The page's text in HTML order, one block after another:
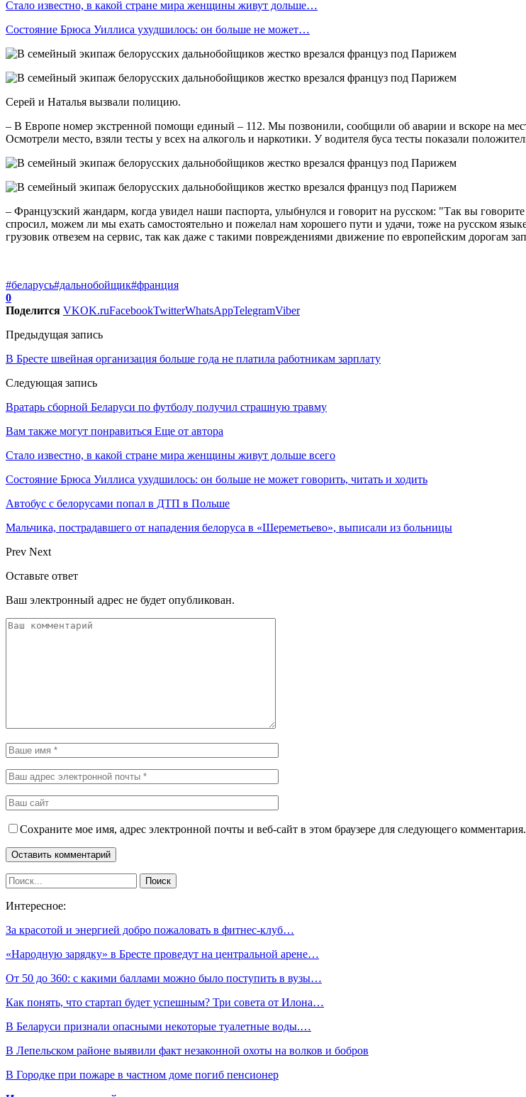
Стало известно, в какой стране мира женщины живут дольше…
Состояние Брюса Уиллиса ухудшилось: он больше не может…
Серей и Наталья вызвали полицию.
– В Европе номер экстренной помощи единый – 112. Мы позвонили, сообщили об аварии и вскоре на
Осмотрели место, взяли тесты у всех на алкоголь и наркотики. У водителя буса тесты показали
– Французский жандарм, когда увидел наши паспорта, улыбнулся и говорит на русском: "Так вы
спросил, можем ли мы ехать самостоятельно и пожелал нам хорошего пути и удачи, тоже на русском
грузовик отвезем на сервис, так как даже с такими повреждениями движение по европейским дорогам
#беларусь#дальнобойщик#франция
0
Поделится VKOK.ruFacebookTwitterWhatsAppTelegramViber
Предыдущая запись
В Бресте швейная организация больше года не платила работникам зарплату
Следующая запись
Вратарь сборной Беларуси по футболу получил страшную травму
Вам также могут понравиться Еще от автора
Стало известно, в какой стране мира женщины живут дольше всего
Состояние Брюса Уиллиса ухудшилось: он больше не может говорить, читать и ходить
Автобус с белорусами попал в ДТП в Польше
Мальчика, пострадавшего от нападения белоруса в «Шереметьево», выписали из больницы
Prev Next
Оставьте ответ
Ваш электронный адрес не будет опубликован.
Сохраните мое имя, адрес электронной почты и веб-сайт в этом браузере для следующего комментария.
Интересное:
За красотой и энергией добро пожаловать в фитнес-клуб…
«Народную зарядку» в Бресте проведут на центральной арене…
От 50 до 360: с какими баллами можно было поступить в вузы…
Как понять, что стартап будет успешным? Три совета от Илона…
В Беларуси признали опасными некоторые туалетные воды.…
В Лепельском районе выявили факт незаконной охоты на волков и бобров
В Городке при пожаре в частном доме погиб пенсионер